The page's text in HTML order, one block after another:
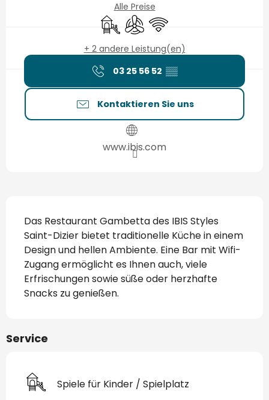
Alle Preise
Spiele für Kinder / Spielplatz
Klimaanlage
Wi-Fi
+ 2 andere Leistung(en)
03 25 56 52 ▒▒
Kontaktieren Sie uns
www.ibis.com
Das Restaurant Gambetta des IBIS Styles
Saint-Dizier bietet traditionelle Küche in einem
Design und hellen Ambiente. Eine Bar mit Wifi-
Zugang ermöglicht es Ihnen auch, viele
Erfrischungen sowie süße oder herzhafte
Snacks zu genießen.
Service
Spiele für Kinder / Spielplatz